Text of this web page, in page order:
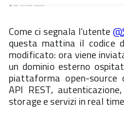
Come ci segnala l’utente
questa mattina il codice
modificato: ora viene
un dominio esterno
piattaforma open-
API REST,
storage e servizi in real